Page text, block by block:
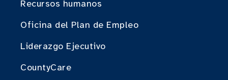
Recursos humanos
Oficina del Plan de Empleo
Liderazgo Ejecutivo
CountyCare